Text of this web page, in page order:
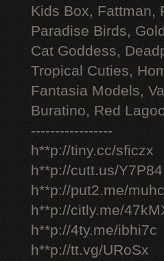
Kids Box, Fattman,
Paradise Birds,
Cat Goddess,
Tropical Cuties,
Fantasia Models,
Buratino, Red
-----------------
h**p://tiny.cc/sficzx
h**p://cutt.us/Y7P84
h**p://put2.me/
h**p://citly.me/
h**p://4ty.me/ibhi7c
h**p://tt.vg/URoSx